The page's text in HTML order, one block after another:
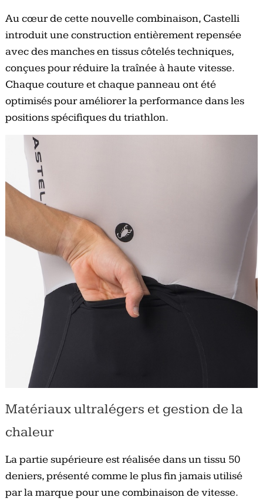
Au cœur de cette nouvelle combinaison, Castelli
introduit une construction entièrement repensée
avec des manches en tissus côtelés techniques,
conçues pour réduire la traînée à haute vitesse.
Chaque couture et chaque panneau ont été
optimisés pour améliorer la performance dans les
positions spécifiques du triathlon.
Matériaux ultralégers et gestion de la
chaleur
La partie supérieure est réalisée dans un tissu 50
deniers, présenté comme le plus fin jamais utilisé
par la marque pour une combinaison de vitesse.